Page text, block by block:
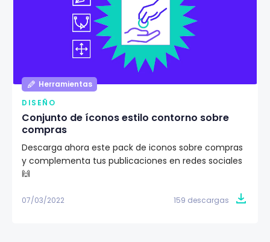
Herramientas
DISEÑO
Conjunto de íconos estilo contorno sobre
compras
Descarga ahora este pack de iconos sobre compras
y complementa tus publicaciones en redes sociales
🙌
07/03/2022 159 descargas